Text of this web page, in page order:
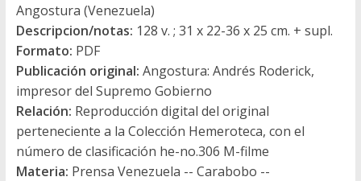
Angostura (Venezuela)
Descripcion/notas: 128 v. ; 31 x 22-36 x 25 cm. + supl.
Formato: PDF
Publicación original: Angostura: Andrés Roderick,
impresor del Supremo Gobierno
Relación: Reproducción digital del original
perteneciente a la Colección Hemeroteca, con el
número de clasificación he-no.306 M-filme
Materia: Prensa Venezuela -- Carabobo --